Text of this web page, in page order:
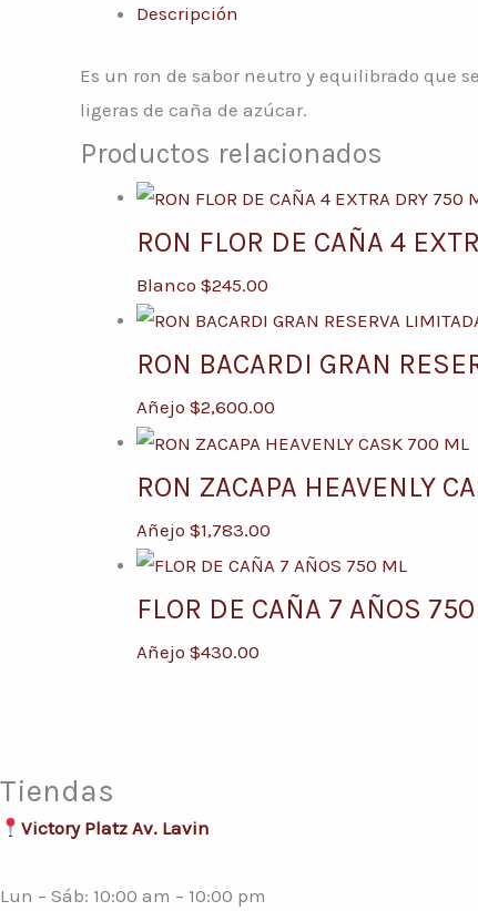
Descripción
Es un ron de sabor neutro y equilibrado que
ligeras de caña de azúcar.
Productos relacionados
RON FLOR DE CAÑA 4
Blanco $245.00
RON BACARDI GRAN
Añejo $2,600.00
RON ZACAPA HEAVENLY
Añejo $1,783.00
FLOR DE CAÑA 7 AÑOS
Añejo $430.00
Tiendas
Victory Platz Av. Lavin
Lun – Sáb: 10:00 am – 10:00 pm